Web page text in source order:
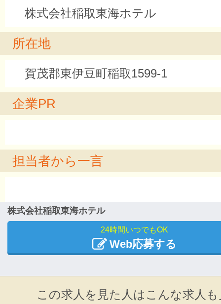
株式会社稲取東海ホテル
所在地
賀茂郡東伊豆町稲取1599-1
企業PR
担当者から一言
株式会社稲取東海ホテル
24時間いつでもOK
Web応募する
この求人を見た人はこんな求人